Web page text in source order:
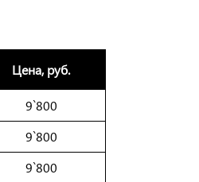
Цена, руб.
9`800
9`800
9`800